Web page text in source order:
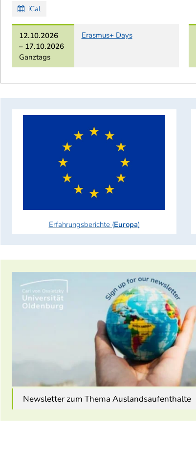
iCal
12.10.2026
– 17.10.2026
Ganztags
Erasmus+ Days
Erfahrungsberichte (Europa)
Newsletter zum Thema Auslandsaufenthalte